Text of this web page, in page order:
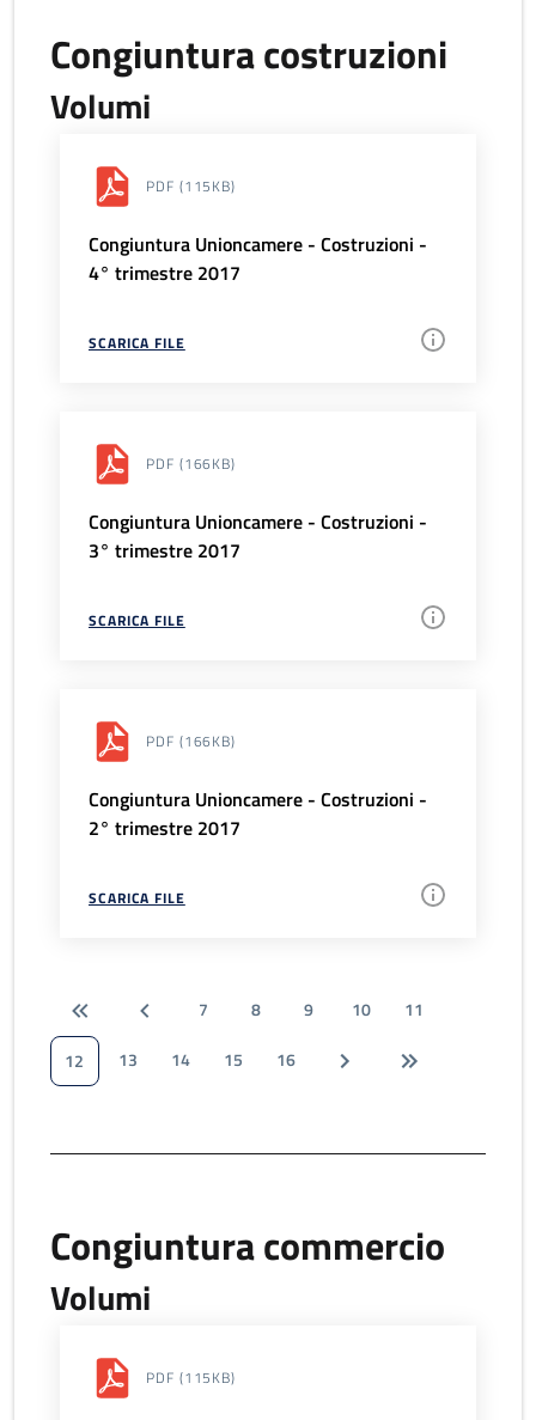
Congiuntura costruzioni
Volumi
PDF (115KB)
Congiuntura Unioncamere - Costruzioni -
4° trimestre 2017
SCARICA FILE
PDF (166KB)
Congiuntura Unioncamere - Costruzioni -
3° trimestre 2017
SCARICA FILE
PDF (166KB)
Congiuntura Unioncamere - Costruzioni -
2° trimestre 2017
SCARICA FILE
7 8 9 10
11
12
13 14 15 16
Congiuntura commercio
Volumi
PDF (115KB)